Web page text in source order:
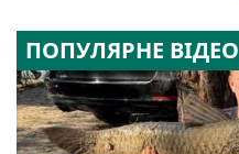
ПОПУЛЯРНЕ ВІДЕО